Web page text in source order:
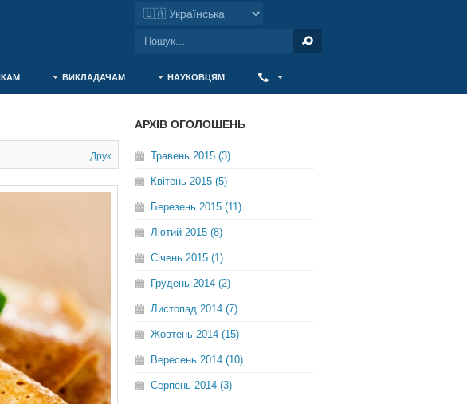
ВИКЛАДАЧАМ НАУКОВЦЯМ
Друк
АРХІВ ОГОЛОШЕНЬ
Травень 2015 (3)
Квітень 2015 (5)
Березень 2015 (11)
Лютий 2015 (8)
Січень 2015 (1)
Грудень 2014 (2)
Листопад 2014 (7)
Жовтень 2014 (15)
Вересень 2014 (10)
Серпень 2014 (3)